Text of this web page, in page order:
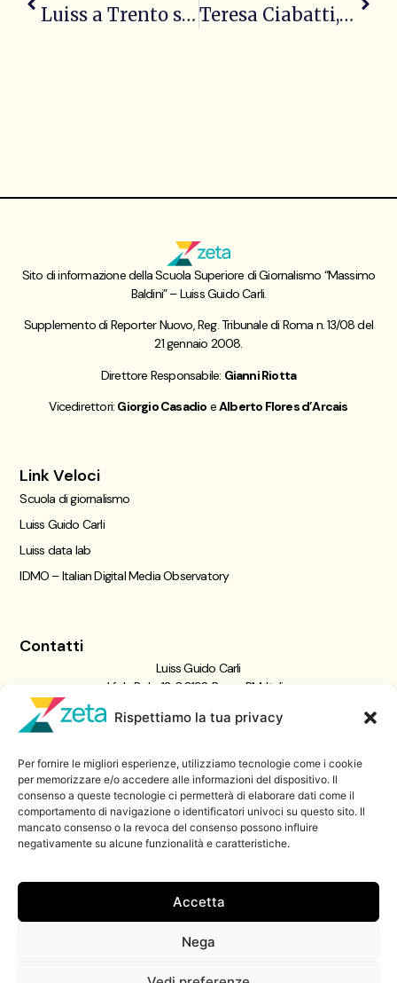
Rispettiamo la tua privacy
Per fornire le migliori esperienze, utilizziamo tecnologie come i cookie
per memorizzare e/o accedere alle informazioni del dispositivo. Il
consenso a queste tecnologie ci permetterà di elaborare dati come il
comportamento di navigazione o identificatori univoci su questo sito. Il
mancato consenso o la revoca del consenso possono influire
negativamente su alcune funzionalità e caratteristiche.
Accetta
Nega
Luiss a Trento sulla sostenibilità Teresa Ciabatti, Donnaregina
Sito di informazione della Scuola Superiore di Giornalismo “Massimo
Baldini” – Luiss Guido Carli.
Supplemento di Reporter Nuovo, Reg. Tribunale di Roma n. 13/08 del
21 gennaio 2008.
Direttore Responsabile: Gianni Riotta
Vicedirettori: Giorgio Casadio eAlberto Flores d’Arcais
Link Veloci
Scuola di giornalismo
Luiss Guido Carli
Luiss data lab
IDMO – Italian Digital Media Observatory
Contatti
Luiss Guido Carli
Viale Pola, 12, 00198 Roma RM, Italia
06 8522 5358
Iscriviti a
Zeta Data Lab
Iscriviti alla nostra newsletter
© 2026 ZetaLuiss, tutti i diritti riservati